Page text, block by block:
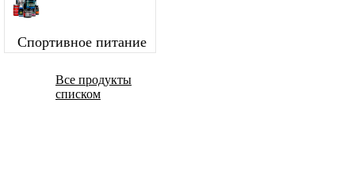
Спортивное питание
Все продукты
списком